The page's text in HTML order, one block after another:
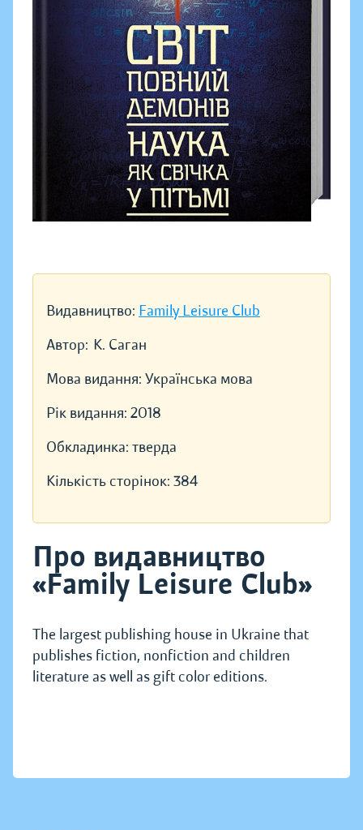
Видавництво: Family Leisure Club
Автор: К. Саган
Мова видання: Українська мова
Рік видання: 2018
Обкладинка: тверда
Кількість сторінок: 384
Про видавництво
«Family Leisure Club»
The largest publishing house in Ukraine that
publishes fiction, nonfiction and children
literature as well as gift color editions.